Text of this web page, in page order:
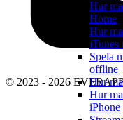
Hur
Home
Hur
iTunes
Spela
offline
Hur
Hur
iPhone
© 2023 - 2026